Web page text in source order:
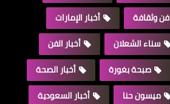
فن وثقافة
أخبار الإمارات
سناء الشعلان
أخبار الفن
صبحة بغورة
أخبار الصحة
ميسون حنا
أخبار السعودية